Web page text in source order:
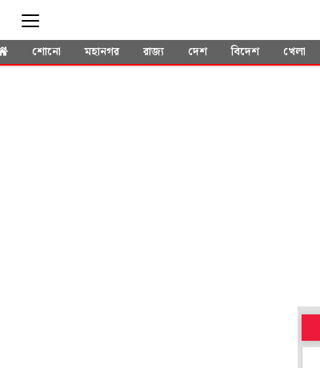
শোনো মহানগর রাজ্য দেশ বিদেশ খেলা